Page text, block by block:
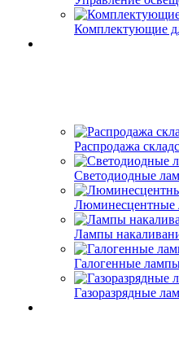
Комплектующие
Распродажа
Светодиодные
Лампы
Галогенные
Газоразрядные